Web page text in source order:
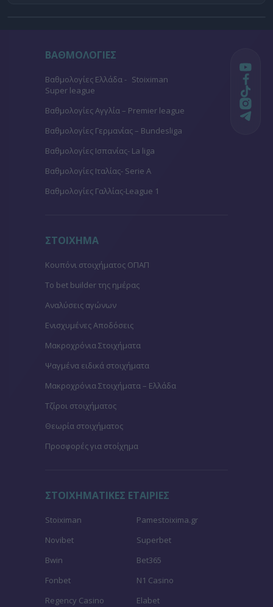
ΒΑΘΜΟΛΟΓΙΕΣ
Βαθμολογίες Ελλάδα - Stoiximan
Super league
Βαθμολογίες Aγγλία – Premier league
Βαθμολογίες Γερμανίας – Bundesliga
Βαθμολογίες Ισπανίας- La liga
Βαθμολογίες Ιταλίας- Serie A
Βαθμολογίες Γαλλίας-League 1
ΣΤΟΙΧΗΜΑ
Κουπόνι στοιχήματος ΟΠΑΠ
To bet builder της ημέρας
Αναλύσεις αγώνων
Ενισχυμένες Αποδόσεις
Μακροχρόνια Στοιχήματα
Ψαγμένα ειδικά στοιχήματα
Μακροχρόνια Στοιχήματα – Ελλάδα
Τζίροι στοιχήματος
Θεωρία στοιχήματος
Προσφορές για στοίχημα
ΣΤΟΙΧΗΜΑΤΙΚΕΣ ΕΤΑΙΡΙΕΣ
Stoiximan
Pamestoixima.gr
Novibet
Superbet
Bwin
Bet365
Fonbet
N1 Casino
Regency Casino
Elabet